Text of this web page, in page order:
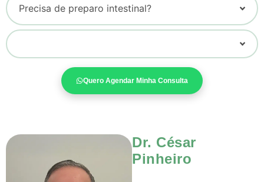
Precisa de preparo intestinal?
Quero Agendar Minha Consulta
Dr. César
Pinheiro